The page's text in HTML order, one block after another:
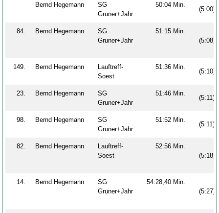
Bernd Hegemann
SG
Gruner+Jahr
50:04 Min.
(5:00)
84. Bernd Hegemann
SG
Gruner+Jahr
51:15 Min.
(5:08)
149. Bernd Hegemann
Lauftreff-
Soest
51:36 Min.
(5:10)
23. Bernd Hegemann
SG
Gruner+Jahr
51:46 Min.
(5:11)
98. Bernd Hegemann
SG
Gruner+Jahr
51:52 Min.
(5:11)
82. Bernd Hegemann
Lauftreff-
Soest
52:56 Min.
(5:18)
14. Bernd Hegemann
SG
Gruner+Jahr
54:28,40 Min.
(5:27)